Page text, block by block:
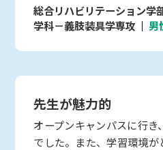
総合リハビリテーション学
学科－義肢装具学専攻
男
先生が魅力的
オープンキャンパスに行
でした。また、学習環境